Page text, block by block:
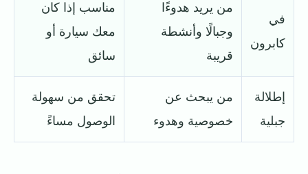
في
كابرون
من يريد هدوءًا
وجبالًا وأنشطة
قريبة
مناسب إذا كان
معك سيارة أو
سائق
إطلالة
جبلية
من يبحث عن
خصوصية وهدوء
تحقق من سهولة
الوصول مساءً